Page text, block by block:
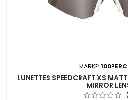
MARKE:
LUNETTES SPEEDCRAFT XS
MIRROR